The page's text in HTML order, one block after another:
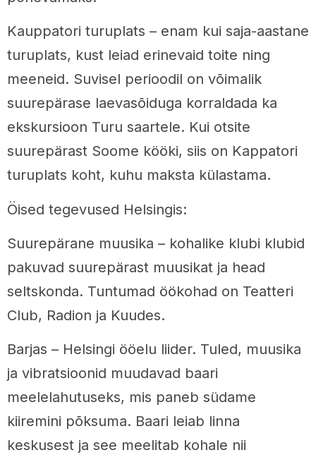
Kauppatori turuplats – enam kui saja-aastane
turuplats, kust leiad erinevaid toite ning
meeneid. Suvisel perioodil on võimalik
suurepärase laevasõiduga korraldada ka
ekskursioon Turu saartele. Kui otsite
suurepärast Soome kööki, siis on Kappatori
turuplats koht, kuhu maksta külastama.
Öised tegevused Helsingis:
Suurepärane muusika – kohalike klubi klubid
pakuvad suurepärast muusikat ja head
seltskonda. Tuntumad öökohad on Teatteri
Club, Radion ja Kuudes.
Barjas – Helsingi ööelu liider. Tuled, muusika
ja vibratsioonid muudavad baari
meelelahutuseks, mis paneb südame
kiiremini põksuma. Baari leiab linna
keskusest ja see meelitab kohale nii